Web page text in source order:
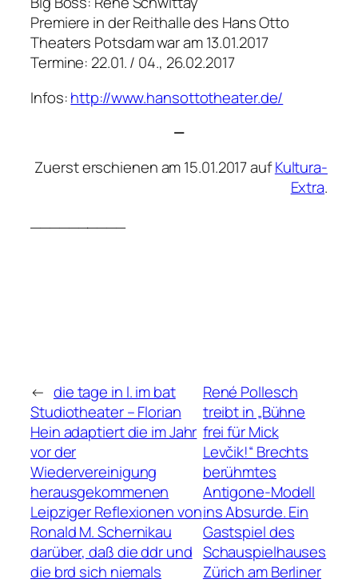
Premiere in der Reithalle des Hans Otto
Theaters Potsdam war am 13.01.2017
Termine: 22.01. / 04., 26.02.2017
Infos:http://www.hansottotheater.de/
—
Zuerst erschienen am 15.01.2017 aufKultura-
Extra.
__________
← die tage in l. im bat
Studiotheater – Florian
Hein adaptiert die im Jahr
vor der
Wiedervereinigung
herausgekommenen
Leipziger Reflexionen von
Ronald M. Schernikau
darüber, daß die ddr und
die brd sich niemals
René Pollesch
treibt in „Bühne
frei für Mick
Levčik!“ Brechts
berühmtes
Antigone-Modell
ins Absurde. Ein
Gastspiel des
Schauspielhauses
Zürich am Berliner